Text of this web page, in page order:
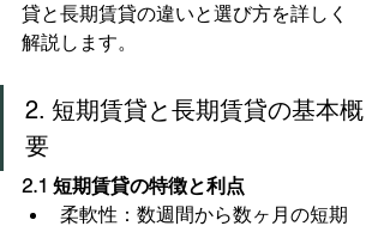
貸と長期賃貸の違いと選び方を詳しく
解説します。
2. 短期賃貸と長期賃貸の基本概
要
2.1 短期賃貸の特徴と利点
柔軟性：数週間から数ヶ月の短期